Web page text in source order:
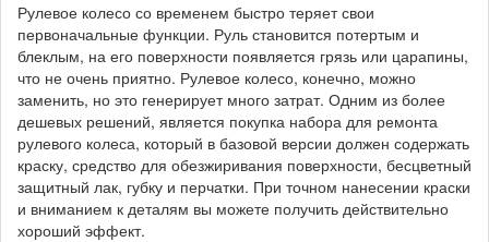
Рулевое колесо со временем быстро теряет свои
первоначальные функции. Руль становится потертым и
блеклым, на его поверхности появляется грязь или царапины,
что не очень приятно. Рулевое колесо, конечно, можно
заменить, но это генерирует много затрат. Одним из более
дешевых решений, является покупка набора для ремонта
рулевого колеса, который в базовой версии должен содержать
краску, средство для обезжиривания поверхности, бесцветный
защитный лак, губку и перчатки. При точном нанесении краски
и вниманием к деталям вы можете получить действительно
хороший эффект.